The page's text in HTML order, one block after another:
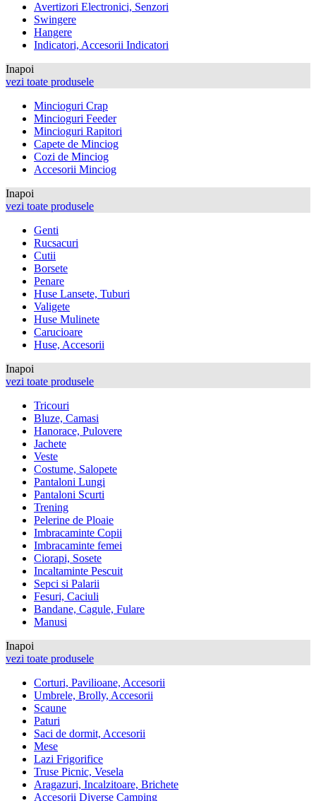
Avertizori Electronici, Senzori
Swingere
Hangere
Indicatori, Accesorii Indicatori
Inapoi
vezi toate produsele
Mincioguri Crap
Mincioguri Feeder
Mincioguri Rapitori
Capete de Minciog
Cozi de Minciog
Accesorii Minciog
Inapoi
vezi toate produsele
Genti
Rucsacuri
Cutii
Borsete
Penare
Huse Lansete, Tuburi
Valigete
Huse Mulinete
Carucioare
Huse, Accesorii
Inapoi
vezi toate produsele
Tricouri
Bluze, Camasi
Hanorace, Pulovere
Jachete
Veste
Costume, Salopete
Pantaloni Lungi
Pantaloni Scurti
Trening
Pelerine de Ploaie
Imbracaminte Copii
Imbracaminte femei
Ciorapi, Sosete
Incaltaminte Pescuit
Sepci si Palarii
Fesuri, Caciuli
Bandane, Cagule, Fulare
Manusi
Inapoi
vezi toate produsele
Corturi, Pavilioane, Accesorii
Umbrele, Brolly, Accesorii
Scaune
Paturi
Saci de dormit, Accesorii
Mese
Lazi Frigorifice
Truse Picnic, Vesela
Aragazuri, Incalzitoare, Brichete
Accesorii Diverse Camping